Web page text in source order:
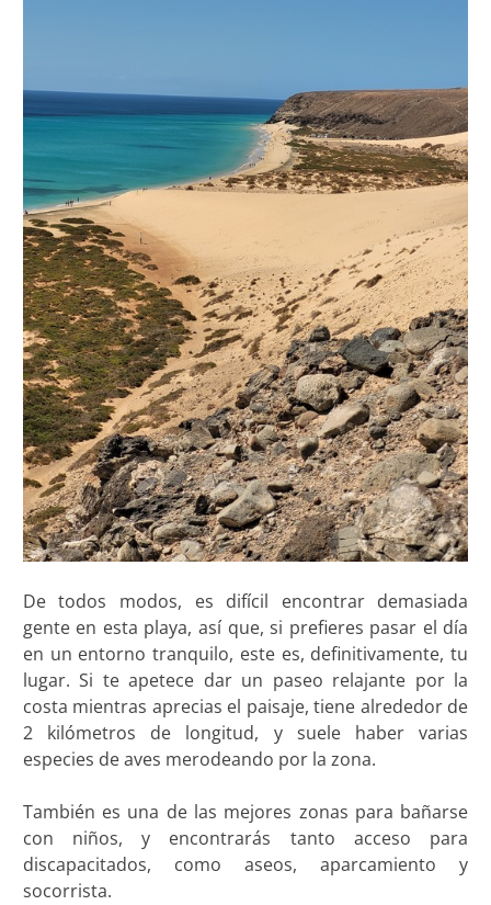
De todos modos, es difícil encontrar demasiada
gente en esta playa, así que, si prefieres pasar el día
en un entorno tranquilo, este es, definitivamente, tu
lugar. Si te apetece dar un paseo relajante por la
costa mientras aprecias el paisaje, tiene alrededor de
2 kilómetros de longitud, y suele haber varias
especies de aves merodeando por la zona.
También es una de las mejores zonas para bañarse
con niños, y encontrarás tanto acceso para
discapacitados, como aseos, aparcamiento y
socorrista.